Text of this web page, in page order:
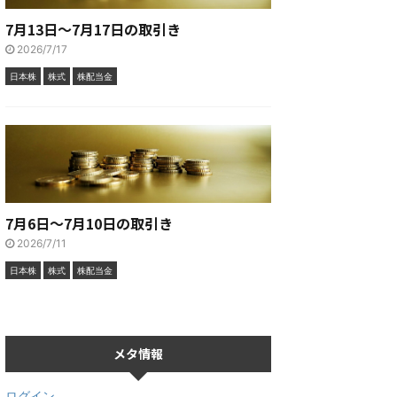
7月13日～7月17日の取引き
2026/7/17
日本株 株式 株配当金
7月6日～7月10日の取引き
2026/7/11
日本株 株式 株配当金
メタ情報